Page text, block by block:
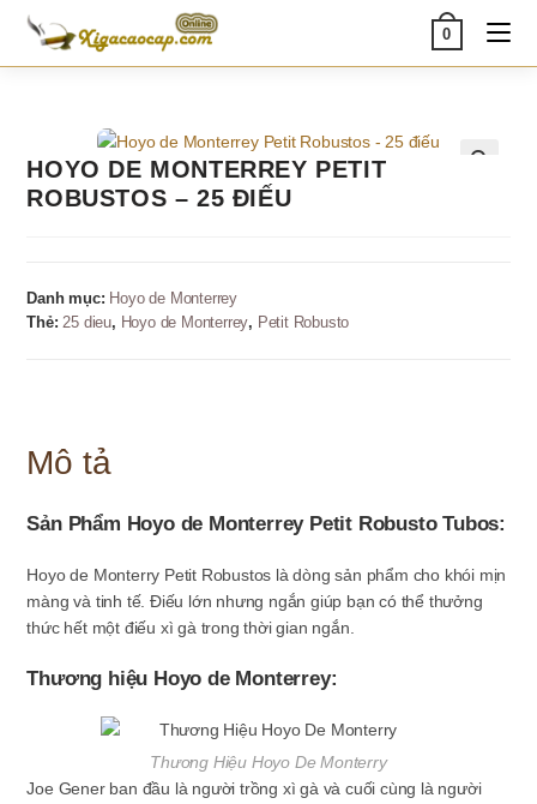
Skip
content
0
HOYO DE MONTERREY PETIT
ROBUSTOS – 25 ĐIẾU
Danh mục: Hoyo de Monterrey
Thẻ:25 dieu, Hoyo de Monterrey, Petit Robusto
Mô tả
Sản Phẩm Hoyo de Monterrey Petit Robusto Tubos:
Hoyo de Monterry Petit Robustos là dòng sản phẩm cho khói mịn
màng và tinh tế. Điếu lớn nhưng ngắn giúp bạn có thể thưởng
thức hết một điếu xì gà trong thời gian ngắn.
Thương hiệu Hoyo de Monterrey:
Thương Hiệu Hoyo De Monterry
Joe Gener ban đầu là người trồng xì gà và cuối cùng là người